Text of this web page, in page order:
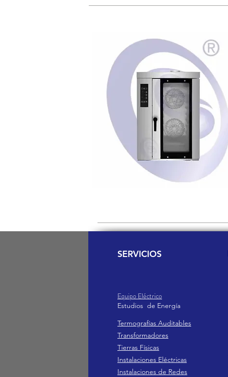
SERVICIOS
Equipo Eléctrico
Estudios de Energía
Termografías Auditables
Transformadores
Tierras Físicas
Instalaciones Eléctricas
Instalaciones de Redes